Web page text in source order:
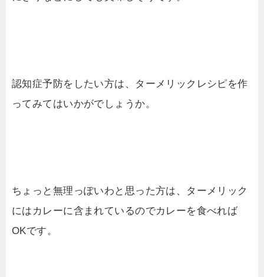
認知症予防をしたい方は、ターメリックレシピを作
ってみてはいかがでしょうか。
ちょっと無理っぽいわと思った方は、ターメリック
にはカレーに含まれているのでカレーを食べれば
OKです。